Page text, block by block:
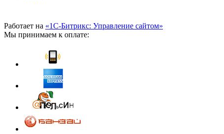
Работает на «1С-Битрикс: Управление сайтом»
Мы принимаем к оплате: